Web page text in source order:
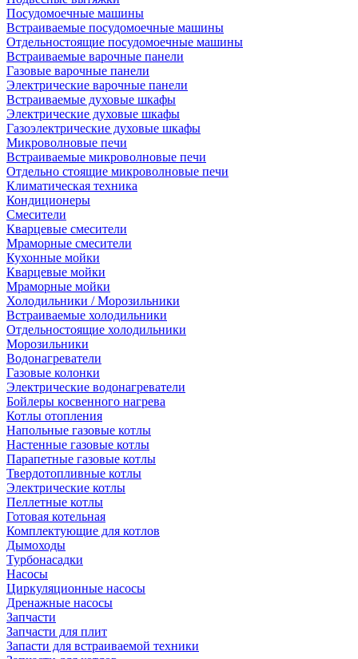
Посудомоечные машины
Встраиваемые посудомоечные машины
Отдельностоящие посудомоечные машины
Встраиваемые варочные панели
Газовые варочные панели
Электрические варочные панели
Встраиваемые духовые шкафы
Электрические духовые шкафы
Газоэлектрические духовые шкафы
Микроволновые печи
Встраиваемые микроволновые печи
Отдельно стоящие микроволновые печи
Климатическая техника
Кондиционеры
Смесители
Кварцевые смесители
Мраморные смесители
Кухонные мойки
Кварцевые мойки
Мраморные мойки
Холодильники / Морозильники
Встраиваемые холодильники
Отдельностоящие холодильники
Морозильники
Водонагреватели
Газовые колонки
Электрические водонагреватели
Бойлеры косвенного нагрева
Котлы отопления
Напольные газовые котлы
Настенные газовые котлы
Парапетные газовые котлы
Твердотопливные котлы
Электрические котлы
Пеллетные котлы
Готовая котельная
Комплектующие для котлов
Дымоходы
Турбонасадки
Насосы
Циркуляционные насосы
Дренажные насосы
Запчасти
Запчасти для плит
Запасти для встраиваемой техники